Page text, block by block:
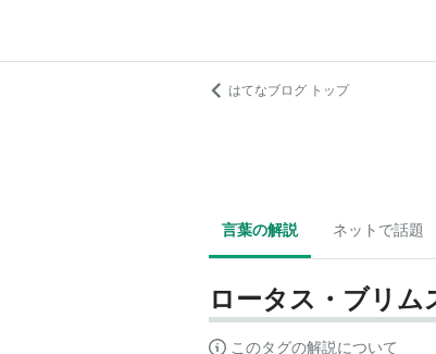
はてなブログ トップ
言葉の解説 ネットで話題
ロータス・ブリム
このタグの解説について